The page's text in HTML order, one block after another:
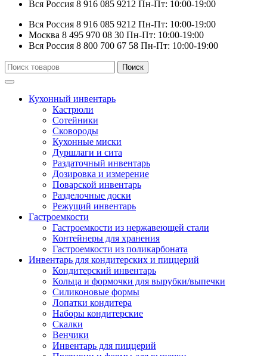
Вся Россия 8 916 085 9212 Пн-Пт: 10:00-19:00
Вся Россия 8 916 085 9212 Пн-Пт: 10:00-19:00
Москва 8 495 970 08 30 Пн-Пт: 10:00-19:00
Вся Россия 8 800 700 67 58 Пн-Пт: 10:00-19:00
Искать:
Поиск
Кухонный инвентарь
Кастрюли
Сотейники
Сковороды
Кухонные миски
Дуршлаги и сита
Раздаточный инвентарь
Дозировка и измерение
Поварской инвентарь
Разделочные доски
Режущий инвентарь
Гастроемкости
Гастроемкости из нержавеющей стали
Контейнеры для хранения
Гастроемкости из поликарбоната
Инвентарь для кондитерских и пиццерий
Кондитерский инвентарь
Кольца и формочки для вырубки/выпечки
Силиконовые формы
Лопатки кондитера
Наборы кондитерские
Скалки
Венчики
Инвентарь для пиццерий